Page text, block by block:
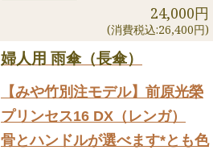
24,000円
(消費税込:26,400円)
婦人用 雨傘（長傘）
【みや竹別注モデル】前原光榮
プリンセス16 DX（レンガ）
骨とハンドルが選べます*とも色